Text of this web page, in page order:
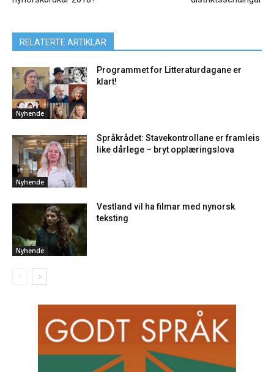
RELATERTE ARTIKLAR
Nyhende
Programmet for Litteraturdagane er
klart!
Nyhende
Språkrådet: Stavekontrollane er framleis
like dårlege – bryt opplæringslova
Nyhende
Vestland vil ha filmar med nynorsk
teksting